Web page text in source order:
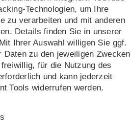
an der Universität Ulm und
sich im Rahmen des
Im Jahr 2014 war
Technologien, um Ihre
zu verarbeiten und mit anderen
Details finden Sie in unserer
Ihrer Auswahl willigen Sie ggf.
Daten zu den jeweiligen Zwecken
für die Nutzung des
und kann jederzeit
Tools widerrufen werden.